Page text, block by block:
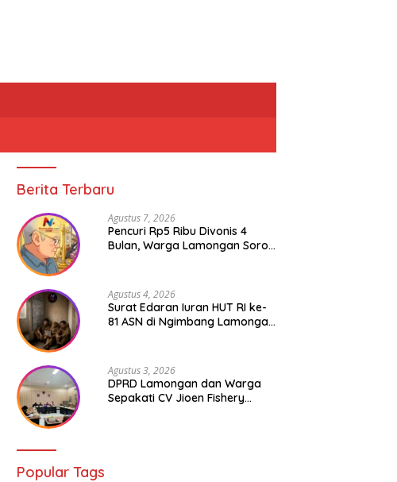
Berita Terbaru
Agustus 7, 2026
Pencuri Rp5 Ribu Divonis 4
Bulan, Warga Lamongan Soroti
Agustus 4, 2026
Surat Edaran Iuran HUT RI ke-
81 ASN di Ngimbang Lamongan
Agustus 3, 2026
DPRD Lamongan dan Warga
Sepakati CV Jioen Fishery
Popular Tags